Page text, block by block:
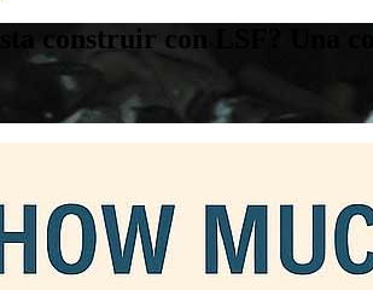
construir con LSF? Una